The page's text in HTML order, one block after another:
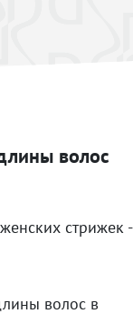
волос
стрижек -
волос в